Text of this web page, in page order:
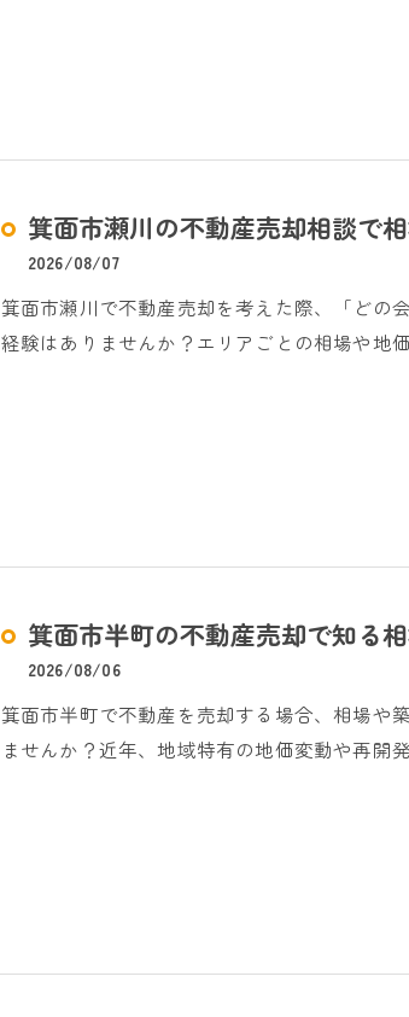
箕面市瀬川の不動産売却相談で
2026/08/07
箕面市瀬川で不動産売却を考えた際、「どの
経験はありませんか？エリアごとの相場や地
箕面市半町の不動産売却で知る
2026/08/06
箕面市半町で不動産を売却する場合、相場や
ませんか？近年、地域特有の地価変動や再